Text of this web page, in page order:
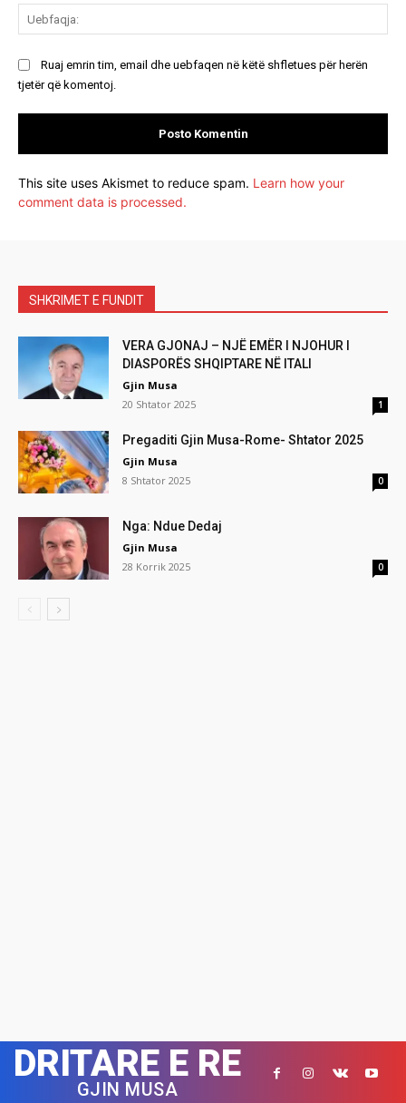
Ruaj emrin tim, email dhe uebfaqen në këtë shfletues për herën
tjetër që komentoj.
This site uses Akismet to reduce spam. Learn how your
comment data is processed.
SHKRIMET E FUNDIT
VERA GJONAJ – NJË EMËR I NJOHUR I
DIASPORËS SHQIPTARE NË ITALI
Gjin Musa
20 Shtator 2025
1
Pregaditi Gjin Musa-Rome- Shtator 2025
Gjin Musa
8 Shtator 2025
0
Nga: Ndue Dedaj
Gjin Musa
28 Korrik 2025
0
DRITARE E RE
GJIN MUSA